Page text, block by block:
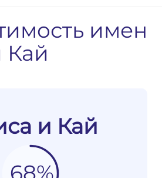
имен
Кай
и Кай
68%